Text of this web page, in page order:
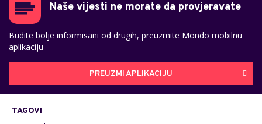
Naše vijesti ne morate da provjeravate
Budite bolje informisani od drugih, preuzmite Mondo mobilnu
aplikaciju
PREUZMI APLIKACIJU
TAGOVI